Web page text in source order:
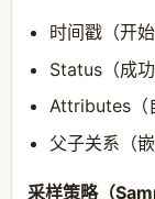
时间戳（开始
Status（成功
Attributes（
父子关系（嵌
采样策略（